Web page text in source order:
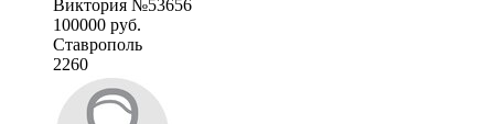
Виктория №53656
100000 руб.
Ставрополь
2260